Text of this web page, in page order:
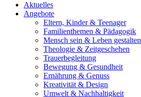
Aktuelles
Angebote
Eltern, Kinder & Teenager
Familienthemen & Pädagogik
Mensch sein & Leben gestalten
Theologie & Zeitgeschehen
Trauerbegleitung
Bewegung & Gesundheit
Ernährung & Genuss
Kreativität & Design
Umwelt & Nachhaltigkeit